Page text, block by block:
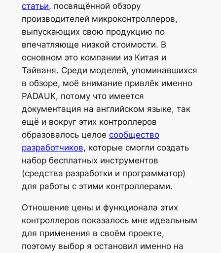
статьи, посвящённой обзору
производителей микроконтроллеров,
выпускающих свою продукцию по
впечатляюще низкой стоимости. В
основном это компании из Китая и
Тайваня. Среди моделей, упоминавшихся
в обзоре, моё внимание привлёк именно
PADAUK, потому что имеется
документация на английском языке, так
ещё и вокруг этих контроллеров
образовалось целое сообщество
разработчиков, которые смогли создать
набор бесплатных инструментов
(средства разработки и программатор)
для работы с этими контроллерами.
Отношение цены и функционала этих
контроллеров показалось мне идеальным
для применения в своём проекте,
поэтому выбор я остановил именно на